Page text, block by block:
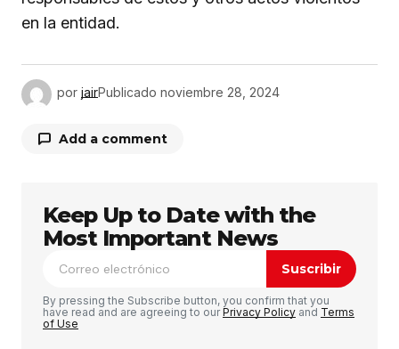
en la entidad.
por jairPublicado noviembre 28, 2024
Add a comment
Tu dirección de correo electrónico no será
publicada. Los campos obligatorios están
marcados con*
Comentario *
Keep Up to Date with the
Most Important News
Suscribir
By pressing the Subscribe button, you confirm that you
have read and are agreeing to ourPrivacy Policy and Terms
of Use